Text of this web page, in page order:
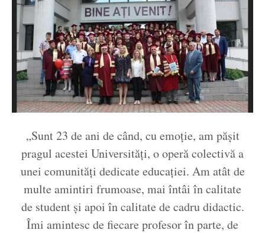
„Sunt 23 de ani de când, cu emoție, am pășit
pragul acestei Universități, o operă colectivă a
unei comunități dedicate educației. Am atât de
multe amintiri frumoase, mai întâi în calitate
de student și apoi în calitate de cadru didactic.
Îmi amintesc de fiecare profesor în parte, de